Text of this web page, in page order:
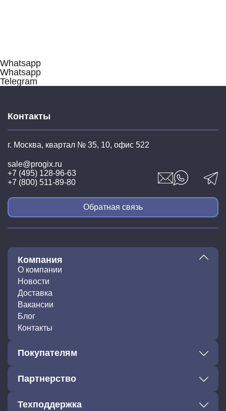
Контакты
г. Москва, квартал № 35, 10, офис 522
sale@progix.ru
+7 (495) 128-96-63
+7 (800) 511-89-80
Обратная связь
Компания
О компании
Новости
Доставка
Вакансии
Блог
Контакты
Покупателям
Партнерство
Техподдержка
Whatsapp
Whatsapp
Telegram